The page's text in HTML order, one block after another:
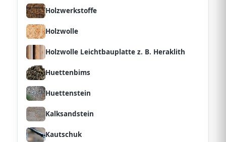
Holzwerkstoffe
Holzwolle
Holzwolle Leichtbauplatte z. B. Heraklith
Huettenbims
Huettenstein
Kalksandstein
Kautschuk